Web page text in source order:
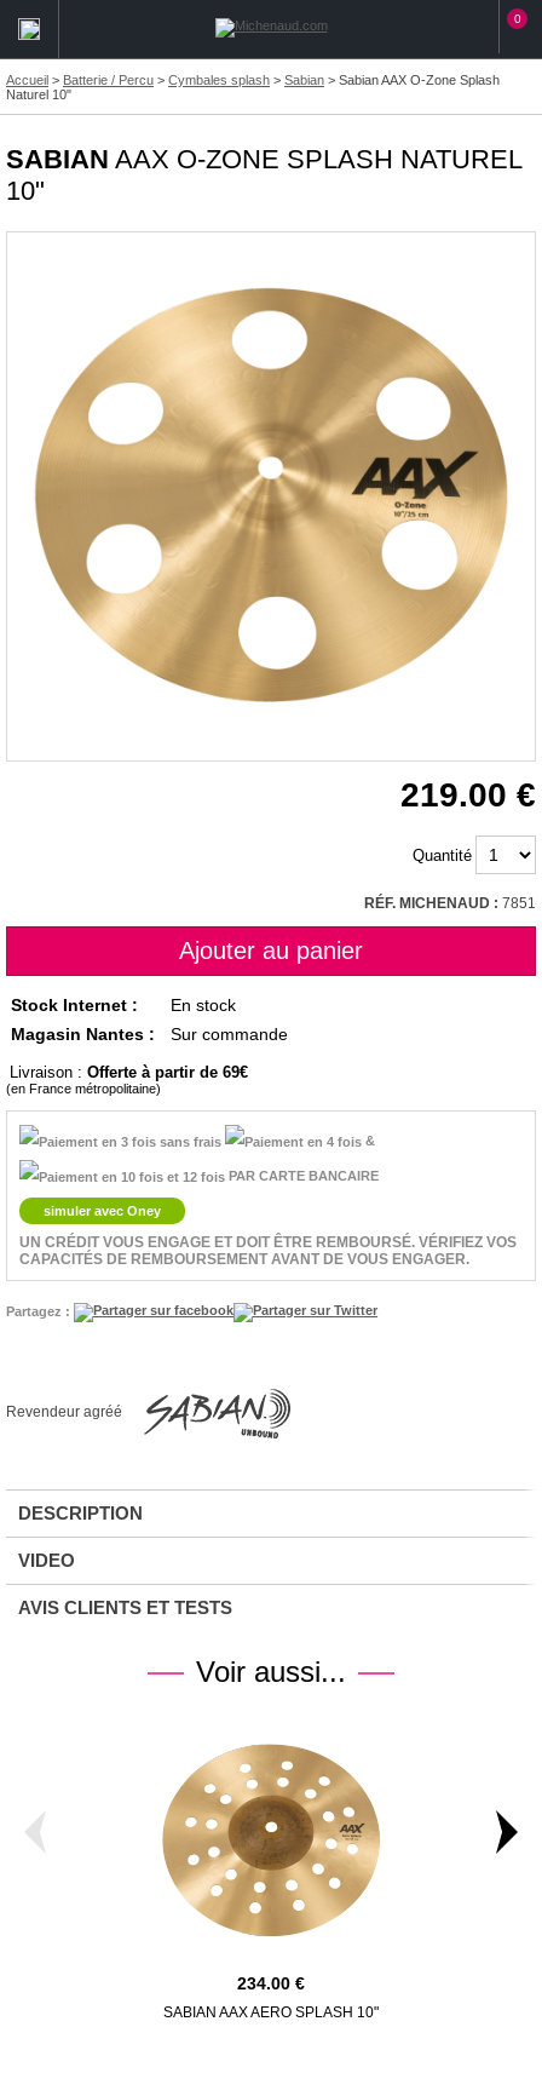
0
Accueil > Batterie / Percu > Cymbales splash > Sabian > Sabian AAX O-Zone Splash
Naturel 10"
SABIAN AAX O-ZONE SPLASH NATUREL
10"
219.00
Quantité
RÉF. MICHENAUD : 7851
Stock Internet :
En stock
Magasin Nantes :
Sur commande
Livraison : Offerte à partir de 69
(en France métropolitaine)
&
PAR CARTE BANCAIRE
simuler avec Oney
UN CRÉDIT VOUS ENGAGE ET DOIT ÊTRE REMBOURSÉ. VÉRIFIEZ VOS
CAPACITÉS DE REMBOURSEMENT AVANT DE VOUS ENGAGER.
Partagez :
Revendeur agréé
DESCRIPTION
VIDEO
AVIS CLIENTS ET TESTS
Voir aussi...
234.00
SABIAN AAX AERO SPLASH 10"